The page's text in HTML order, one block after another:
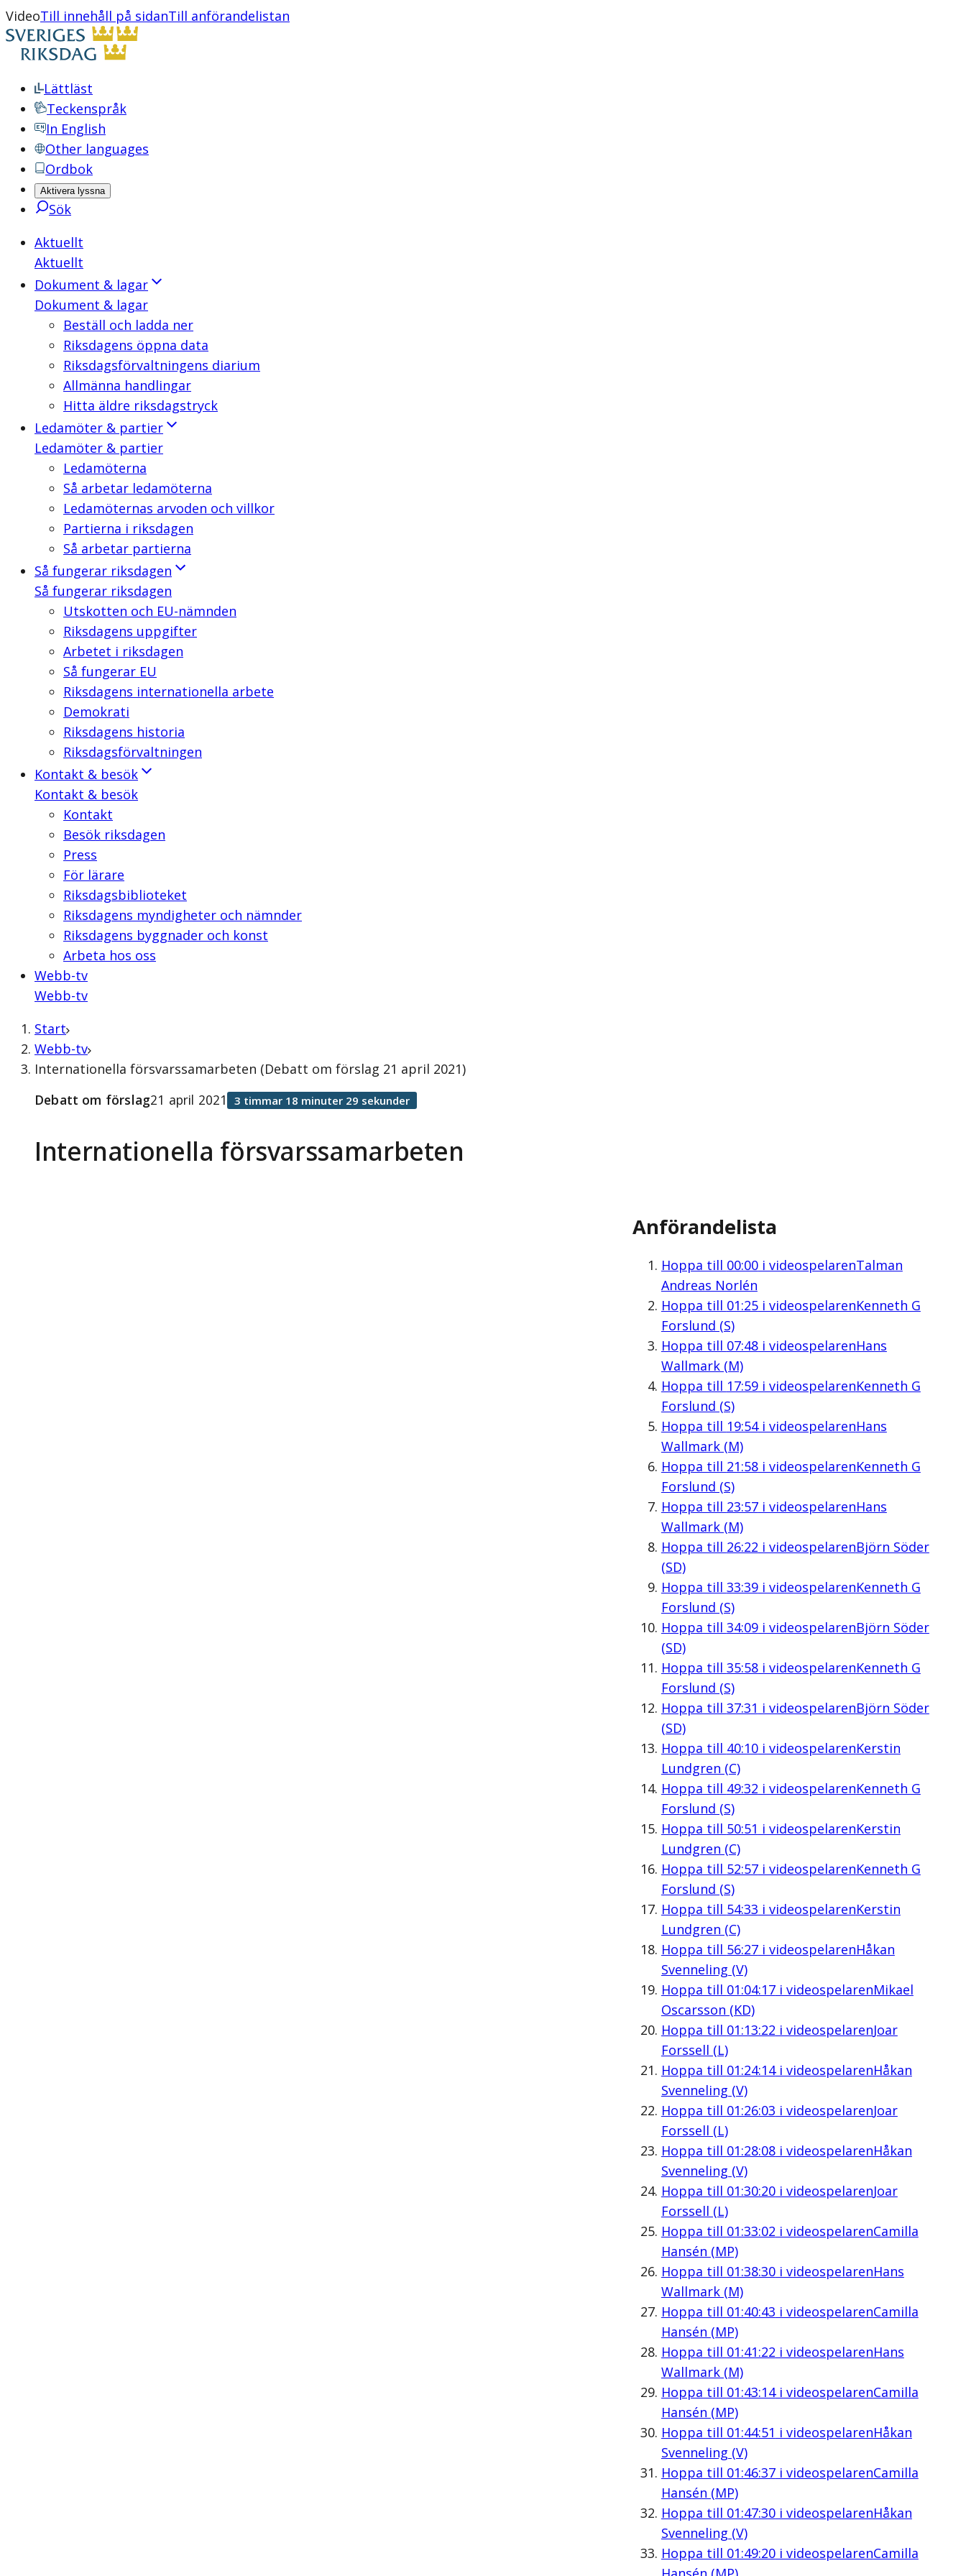
VideoTill innehåll på sidanTill anförandelistan
Lättläst
Teckenspråk
In English
Other languages
Ordbok
Aktivera lyssna
Sök
Aktuellt
Aktuellt
Dokument & lagar
Dokument & lagar
Beställ och ladda ner
Riksdagens öppna data
Riksdagsförvaltningens diarium
Allmänna handlingar
Hitta äldre riksdagstryck
Ledamöter & partier
Ledamöter & partier
Ledamöterna
Så arbetar ledamöterna
Ledamöternas arvoden och villkor
Partierna i riksdagen
Så arbetar partierna
Så fungerar riksdagen
Så fungerar riksdagen
Utskotten och EU-nämnden
Riksdagens uppgifter
Arbetet i riksdagen
Så fungerar EU
Riksdagens internationella arbete
Demokrati
Riksdagens historia
Riksdagsförvaltningen
Kontakt & besök
Kontakt & besök
Kontakt
Besök riksdagen
Press
För lärare
Riksdagsbiblioteket
Riksdagens myndigheter och nämnder
Riksdagens byggnader och konst
Arbeta hos oss
Webb-tv
Webb-tv
Start
Webb-tv
Internationella försvarssamarbeten (Debatt om förslag 21 april 2021)
Internationella försvarssamarbeten
Debatt om förslag21 april 2021 3 timmar 18 minuter 29 sekunder
Anförandelista
Hoppa till 00:00i videospelarenTalman
Andreas Norlén
Hoppa till 01:25i videospelarenKenneth G
Forslund (S)
Hoppa till 07:48i videospelarenHans
Wallmark (M)
Hoppa till 17:59i videospelarenKenneth G
Forslund (S)
Hoppa till 19:54i videospelarenHans
Wallmark (M)
Hoppa till 21:58i videospelarenKenneth G
Forslund (S)
Hoppa till 23:57i videospelarenHans
Wallmark (M)
Hoppa till 26:22 i videospelarenBjörn Söder
(SD)
Hoppa till 33:39i videospelarenKenneth G
Forslund (S)
Hoppa till 34:09i videospelarenBjörn Söder
(SD)
Hoppa till 35:58i videospelarenKenneth G
Forslund (S)
Hoppa till 37:31 i videospelarenBjörn Söder
(SD)
Hoppa till 40:10i videospelarenKerstin
Lundgren (C)
Hoppa till 49:32 i videospelarenKenneth G
Forslund (S)
Hoppa till 50:51 i videospelarenKerstin
Lundgren (C)
Hoppa till 52:57i videospelarenKenneth G
Forslund (S)
Hoppa till 54:33 i videospelarenKerstin
Lundgren (C)
Hoppa till 56:27i videospelarenHåkan
Svenneling (V)
Hoppa till 01:04:17i videospelarenMikael
Oscarsson (KD)
Hoppa till 01:13:22 i videospelarenJoar
Forssell (L)
Hoppa till 01:24:14i videospelarenHåkan
Svenneling (V)
Hoppa till 01:26:03 i videospelarenJoar
Forssell (L)
Hoppa till 01:28:08i videospelarenHåkan
Svenneling (V)
Hoppa till 01:30:20i videospelarenJoar
Forssell (L)
Hoppa till 01:33:02 i videospelarenCamilla
Hansén (MP)
Hoppa till 01:38:30i videospelarenHans
Wallmark (M)
Hoppa till 01:40:43 i videospelarenCamilla
Hansén (MP)
Hoppa till 01:41:22 i videospelarenHans
Wallmark (M)
Hoppa till 01:43:14i videospelarenCamilla
Hansén (MP)
Hoppa till 01:44:51 i videospelarenHåkan
Svenneling (V)
Hoppa till 01:46:37i videospelarenCamilla
Hansén (MP)
Hoppa till 01:47:30i videospelarenHåkan
Svenneling (V)
Hoppa till 01:49:20i videospelarenCamilla